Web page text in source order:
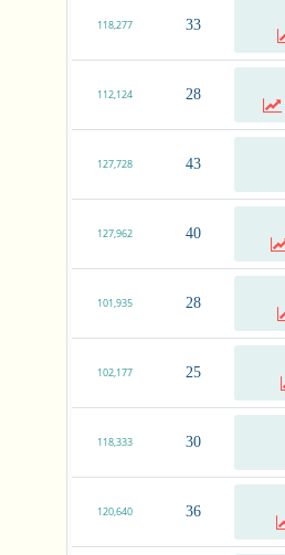
33
118,277
28
112,124
43
127,728
40
127,962
28
101,935
25
102,177
30
118,333
36
120,640